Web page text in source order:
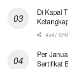
Di Kapal
4547
Per
Sertifikat